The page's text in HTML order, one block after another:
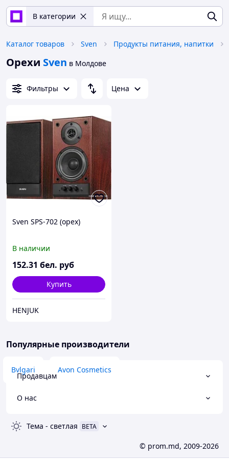
В категории
Каталог товаров Sven Продукты питания, напитки
Орехи Sven в Молдове
Фильтры Цена
Sven SPS-702 (орех)
В наличии
152.31 бел. руб
Купить
HENJUK
Популярные производители
Bvlgari Avon Cosmetics
Продавцам
О нас
Тема - светлая BETA
© prom.md, 2009-2026